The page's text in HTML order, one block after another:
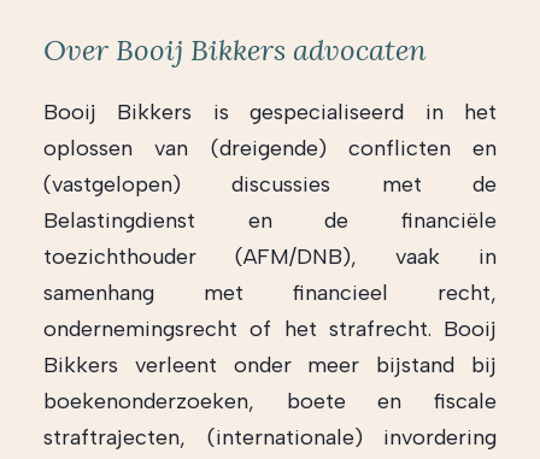
Over Booij Bikkers advocaten
Booij Bikkers is gespecialiseerd in het
oplossen van (dreigende) conflicten en
(vastgelopen) discussies met de
Belastingdienst en de financiële
toezichthouder (AFM/DNB), vaak in
samenhang met financieel recht,
ondernemingsrecht of het strafrecht. Booij
Bikkers verleent onder meer bijstand bij
boekenonderzoeken, boete en fiscale
straftrajecten, (internationale) invordering